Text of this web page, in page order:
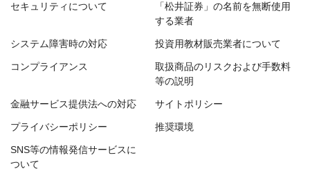
セキュリティについて
「松井証券」の名前を無断使用
する業者
システム障害時の対応 投資用教材販売業者について
コンプライアンス
取扱商品のリスクおよび手数料
等の説明
金融サービス提供法への対応 サイトポリシー
プライバシーポリシー 推奨環境
SNS等の情報発信サービスに
ついて